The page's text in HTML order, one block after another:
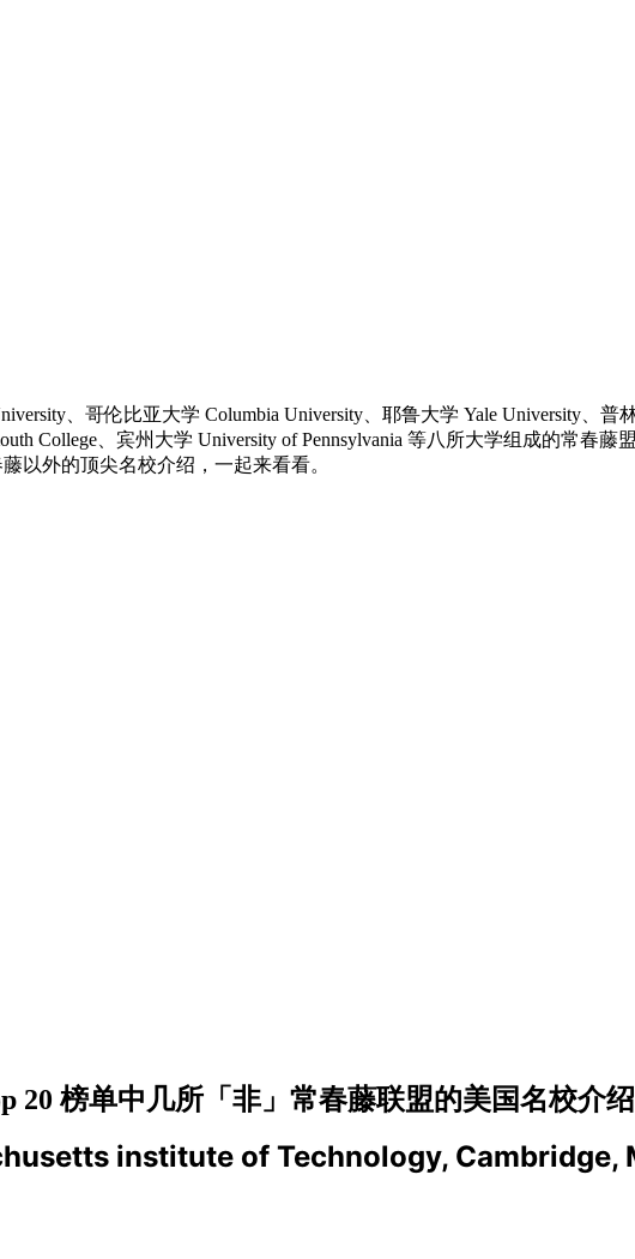
、哥伦比亚大学 Columbia University、耶鲁大学 Yale University、普
College、宾州大学 University of Pennsylvania 等八所大学组成的常春
以外的顶尖名校介绍，一起来看看。
20 榜单中几所「非」常春藤联盟的美国名校介绍
institute of Technology, Cambridge,